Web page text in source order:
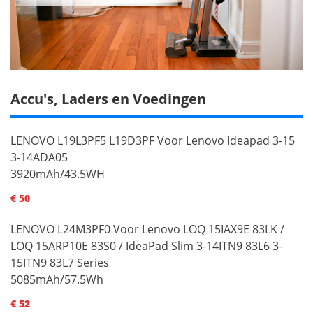
Accu's, Laders en Voedingen
LENOVO L19L3PF5 L19D3PF Voor Lenovo Ideapad 3-15
3-14ADA05
3920mAh/43.5WH
€ 50
LENOVO L24M3PF0 Voor Lenovo LOQ 15IAX9E 83LK /
LOQ 15ARP10E 83S0 / IdeaPad Slim 3-14ITN9 83L6 3-
15ITN9 83L7 Series
5085mAh/57.5Wh
€ 52